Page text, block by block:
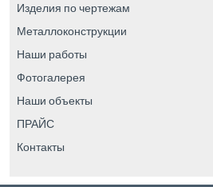
Изделия по чертежам
Металлоконструкции
Наши работы
Фотогалерея
Наши объекты
ПРАЙС
Контакты